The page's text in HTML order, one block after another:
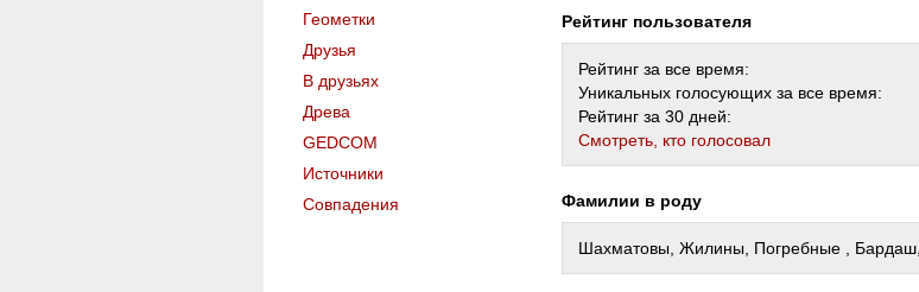
Геометки
Друзья
В друзьях
Древа
GEDCOM
Источники
Совпадения
Рейтинг пользователя
Рейтинг за все время:
Уникальных голосующих за все время:
Рейтинг за 30 дней:
Cмотреть, кто голосовал
Фамилии в роду
Шахматовы, Жилины, Погребные ,